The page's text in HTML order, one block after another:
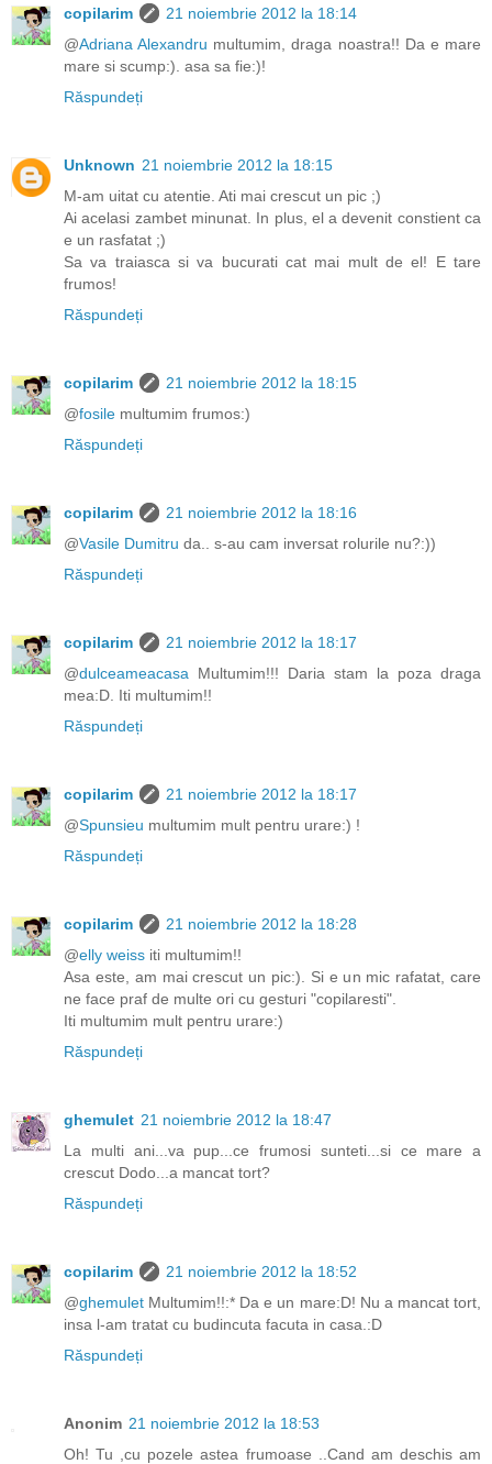
copilarim
21 noiembrie 2012 la 18:14
@Adriana Alexandru multumim, draga noastra!! Da e mare
mare si scump:). asa sa fie:)!
Răspundeți
Unknown 21 noiembrie 2012 la 18:15
M-am uitat cu atentie. Ati mai crescut un pic ;)
Ai acelasi zambet minunat. In plus, el a devenit constient ca
e un rasfatat ;)
Sa va traiasca si va bucurati cat mai mult de el! E tare
frumos!
Răspundeți
copilarim
21 noiembrie 2012 la 18:15
@fosile multumim frumos:)
Răspundeți
copilarim
21 noiembrie 2012 la 18:16
@Vasile Dumitru da.. s-au cam inversat rolurile nu?:))
Răspundeți
copilarim
21 noiembrie 2012 la 18:17
@dulceameacasa Multumim!!! Daria stam la poza draga
mea:D. Iti multumim!!
Răspundeți
copilarim
21 noiembrie 2012 la 18:17
@Spunsieu multumim mult pentru urare:) !
Răspundeți
copilarim
21 noiembrie 2012 la 18:28
@elly weiss iti multumim!!
Asa este, am mai crescut un pic:). Si e un mic rafatat, care
ne face praf de multe ori cu gesturi "copilaresti".
Iti multumim mult pentru urare:)
Răspundeți
ghemulet 21 noiembrie 2012 la 18:47
La multi ani...va pup...ce frumosi sunteti...si ce mare a
crescut Dodo...a mancat tort?
Răspundeți
copilarim
21 noiembrie 2012 la 18:52
@ghemulet Multumim!!:* Da e un mare:D! Nu a mancat tort,
insa l-am tratat cu budincuta facuta in casa.:D
Răspundeți
Anonim 21 noiembrie 2012 la 18:53
Oh! Tu ,cu pozele astea frumoase ..Cand am deschis am